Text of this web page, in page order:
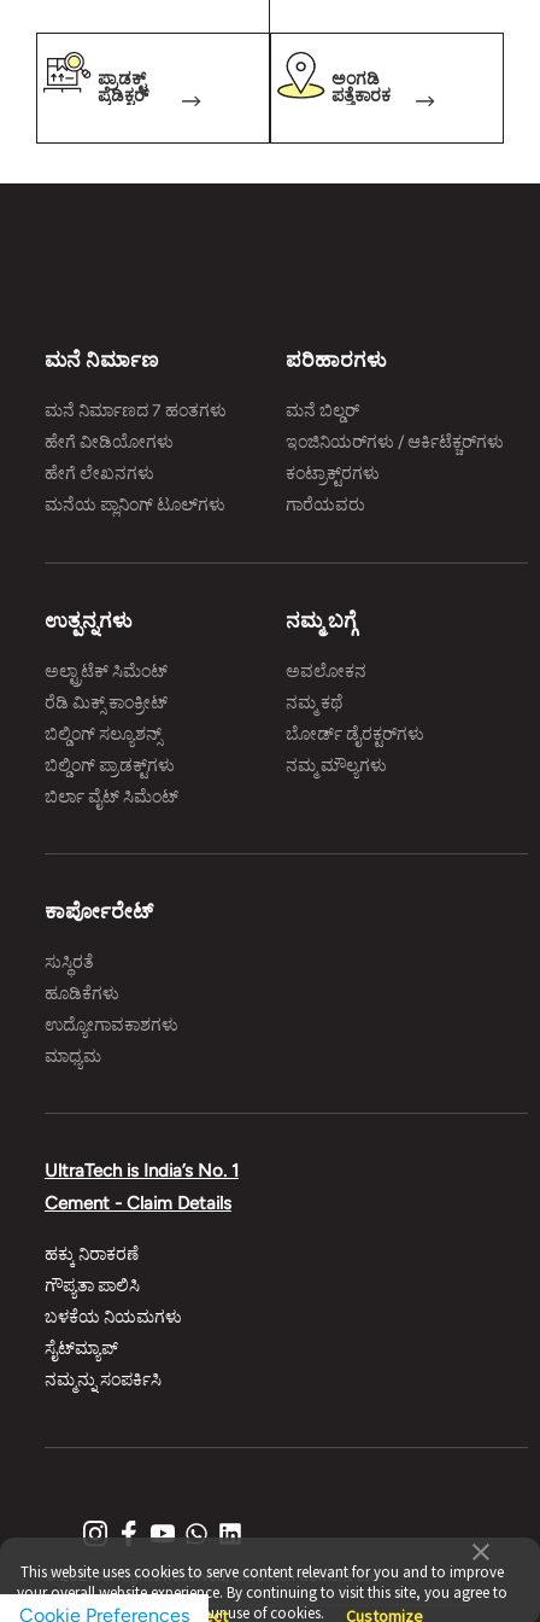
This website uses cookies to serve content relevant for you and to improve
your overall website experience. By continuing to visit this site, you agree to
our use of cookies.
Customize
Reject
Cookie Preferences
ಪ್ರಾಡಕ್ಟ್
ಪ್ರೆಡಿಕ್ಟರ್
ಅಂಗಡಿ
ಪತ್ತೆಕಾರಕ
ಮನೆ ನಿರ್ಮಾಣ
ಮನೆ ನಿರ್ಮಾಣದ 7 ಹಂತಗಳು
ಹೇಗೆ ವೀಡಿಯೋಗಳು
ಹೇಗೆ ಲೇಖನಗಳು
ಮನೆಯ ಪ್ಲಾನಿಂಗ್‌ ಟೂಲ್‌ಗಳು
ಪರಿಹಾರಗಳು
ಮನೆ ಬಿಲ್ಡರ್
ಇಂಜಿನಿಯರ್‌ಗಳು / ಆರ್ಕಿಟೆಕ್ಚರ್‌ಗಳು
ಕಂಟ್ರಾಕ್ಟ್‌ರಗಳು
ಗಾರೆಯವರು
ಉತ್ಪನ್ನಗಳು
ಅಲ್ಟ್ರಾಟೆಕ್‌ ಸಿಮೆಂಟ್‌
ರೆಡಿ ಮಿಕ್ಸ್‌ ಕಾಂಕ್ರೀಟ್‌
ಬಿಲ್ಡಿಂಗ್‌ ಸಲ್ಯೂಶನ್ಸ್‌
ಬಿಲ್ಡಿಂಗ್‌ ಪ್ರಾಡಕ್ಟ್‌ಗಳು
ಬಿರ್ಲಾ ವೈಟ್‌ ಸಿಮೆಂಟ್‌
ನಮ್ಮ ಬಗ್ಗೆ
ಅವಲೋಕನ
ನಮ್ಮ ಕಥೆ
ಬೋರ್ಡ್‌ ಡೈರಕ್ಟರ್‌ಗಳು
ನಮ್ಮ ಮೌಲ್ಯಗಳು
ಕಾರ್ಪೋರೇಟ್‌
ಸುಸ್ಥಿರತೆ
ಹೂಡಿಕೆಗಳು
ಉದ್ಯೋಗಾವಕಾಶಗಳು
ಮಾಧ್ಯಮ
UltraTech is India’s No. 1
Cement - Claim Details
ಹಕ್ಕು ನಿರಾಕರಣೆ
ಗೌಪ್ಯತಾ ಪಾಲಿಸಿ
ಬಳಕೆಯ ನಿಯಮಗಳು
ಸೈಟ್‌ಮ್ಯಾಪ್‌
ನಮ್ಮನ್ನು ಸಂಪರ್ಕಿಸಿ
© 2021 All Rights Reserved, UltraTech Cement Ltd.